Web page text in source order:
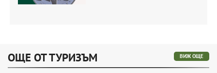
ОЩЕ ОТ ТУРИЗЪМ ВИЖ ОЩЕ